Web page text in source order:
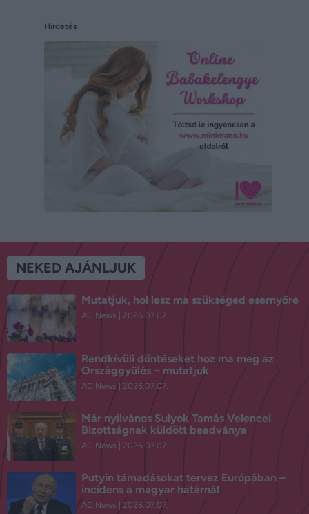
Hirdetés
NEKED AJÁNLJUK
Mutatjuk, hol lesz ma szükséged esernyőre
AC News 2026.07.07.
Rendkívüli döntéseket hoz ma meg az
Országgyűlés – mutatjuk
AC News 2026.07.07.
Már nyilvános Sulyok Tamás Velencei
Bizottságnak küldött beadványa
AC News 2026.07.07.
Putyin támadásokat tervez Európában –
incidens a magyar határnál
AC News 2026.07.07.